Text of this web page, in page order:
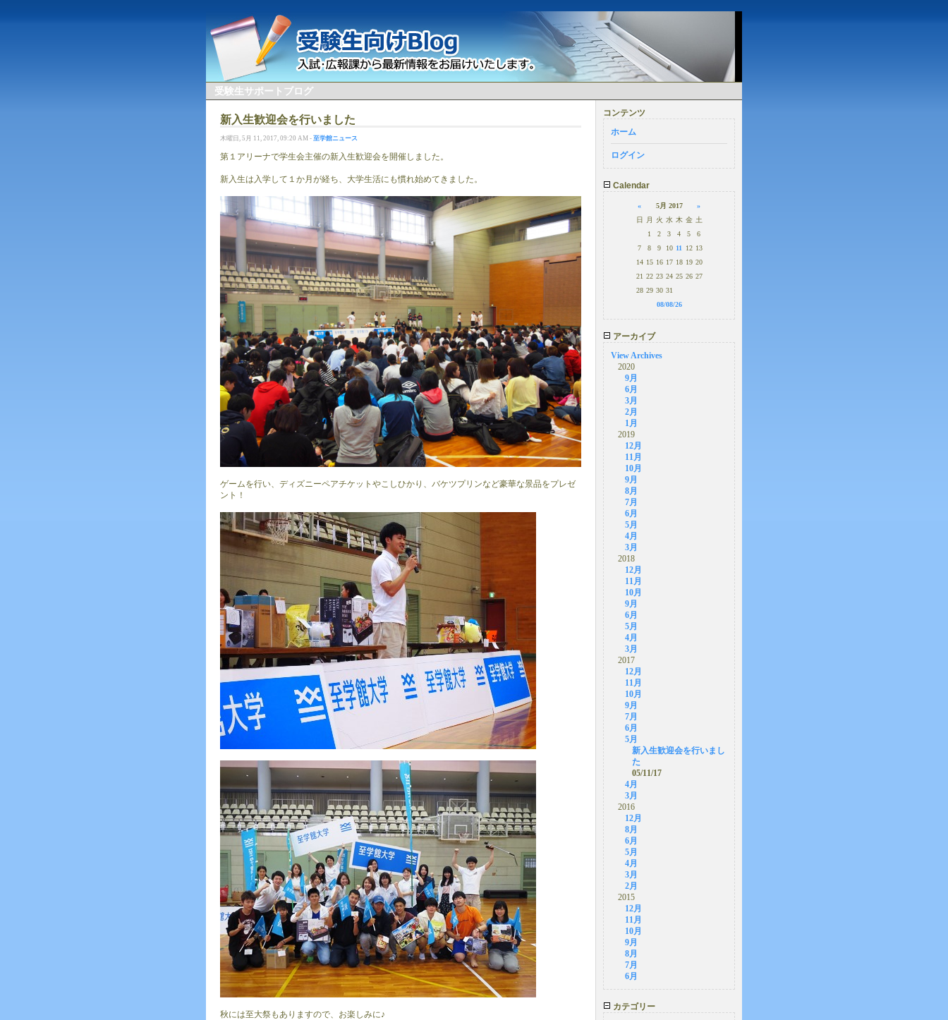
受験生サポートブログ
新入生歓迎会を行いました
木曜日, 5月 11, 2017, 09:20 AM - 至学館ニュース
第１アリーナで学生会主催の新入生歓迎会を開催しました。
新入生は入学して１か月が経ち、大学生活にも慣れ始めてきました。
ゲームを行い、ディズニーペアチケットやこしひかり、バケツプリンなど豪華な景品をプレゼ
ント！
秋には至大祭もありますので、お楽しみに♪
コンテンツ
ホーム
ログイン
Calendar
« 5月 2017
»
日
月 火 水 木 金 土
1
2 3 4 5
6
7
8 9 10 11 12 13
14 15 16 17 18 19 20
21 22 23 24 25 26 27
28 29 30 31
08/08/26
アーカイブ
View Archives
2020
9月
6月
3月
2月
1月
2019
12月
11月
10月
9月
8月
7月
6月
5月
4月
3月
2018
12月
11月
10月
9月
6月
5月
4月
3月
2017
12月
11月
10月
9月
7月
6月
5月
新入生歓迎会を行いまし
た
05/11/17
4月
3月
2016
12月
8月
6月
5月
4月
3月
2月
2015
12月
11月
10月
9月
8月
7月
6月
カテゴリー